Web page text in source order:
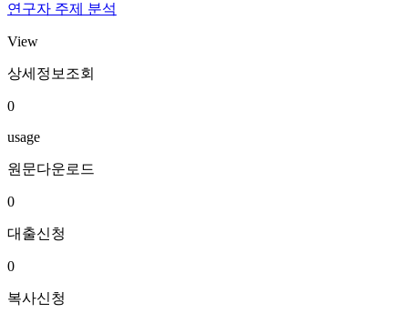
연구자 주제 분석
View
상세정보조회
0
usage
원문다운로드
0
대출신청
0
복사신청